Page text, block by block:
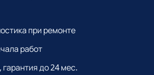
при ремонте
работ
до 24 мес.